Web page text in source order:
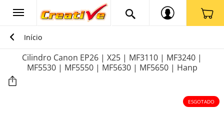
Início
Cilindro Canon EP26 | X25 | MF3110 | MF3240 |
MF5530 | MF5550 | MF5630 | MF5650 | Hanp
ESGOTADO